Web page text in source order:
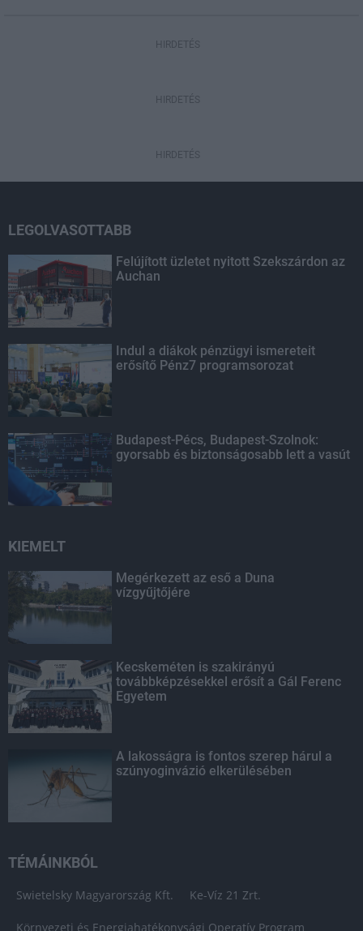
HIRDETÉS
HIRDETÉS
HIRDETÉS
LEGOLVASOTTABB
Felújított üzletet nyitott Szekszárdon az
Auchan
Indul a diákok pénzügyi ismereteit
erősítő Pénz7 programsorozat
Budapest-Pécs, Budapest-Szolnok:
gyorsabb és biztonságosabb lett a vasút
KIEMELT
Megérkezett az eső a Duna
vízgyűjtőjére
Kecskeméten is szakirányú
továbbképzésekkel erősít a Gál Ferenc
Egyetem
A lakosságra is fontos szerep hárul a
szúnyoginvázió elkerülésében
TÉMÁINKBÓL
Swietelsky Magyarország Kft. Ke-Víz 21 Zrt.
Környezeti és Energiahatékonysági Operatív Program